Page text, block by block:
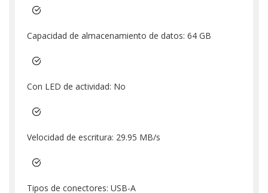
Capacidad de almacenamiento de datos: 64 GB
Con LED de actividad: No
Velocidad de escritura: 29.95 MB/s
Tipos de conectores: USB-A